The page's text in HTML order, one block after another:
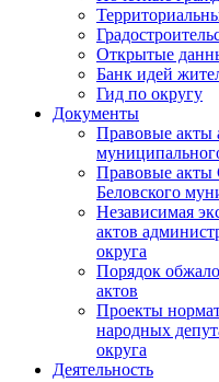
Открытые
Банк идей
Гид по округу
Документы
Правовые акты
Правовые акты
Беловского
Независимая
актов
округа
Порядок
актов
Проекты
народных
округа
Деятельность